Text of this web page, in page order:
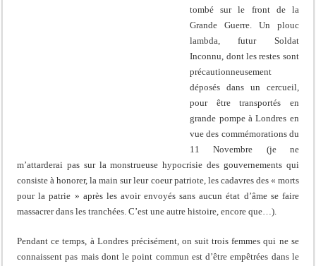
tombé sur le front de la
Grande Guerre. Un plouc
lambda, futur Soldat
Inconnu, dont les restes sont
précautionneusement
déposés dans un cercueil,
pour être transportés en
grande pompe à Londres en
vue des commémorations du
11 Novembre (je ne
m’attarderai pas sur la monstrueuse hypocrisie des gouvernements qui
consiste à honorer, la main sur leur coeur patriote, les cadavres des « morts
pour la patrie » après les avoir envoyés sans aucun état d’âme se faire
massacrer dans les tranchées. C’est une autre histoire, encore que…).
Pendant ce temps, à Londres précisément, on suit trois femmes qui ne se
connaissent pas mais dont le point commun est d’être empêtrées dans le